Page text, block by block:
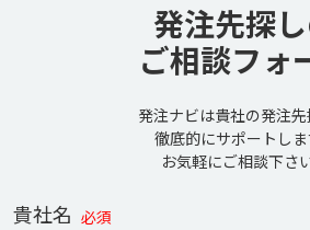
発注先探
ご相談フォ
発注ナビは貴社の発注
徹底的にサポートしま
お気軽にご相談下さい
貴社名 必須